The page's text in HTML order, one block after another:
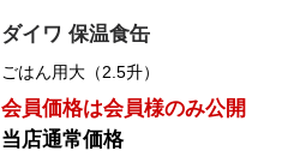
ダイワ 保温食缶
ごはん用大（2.5升）
会員価格は会員様のみ公開
当店通常価格